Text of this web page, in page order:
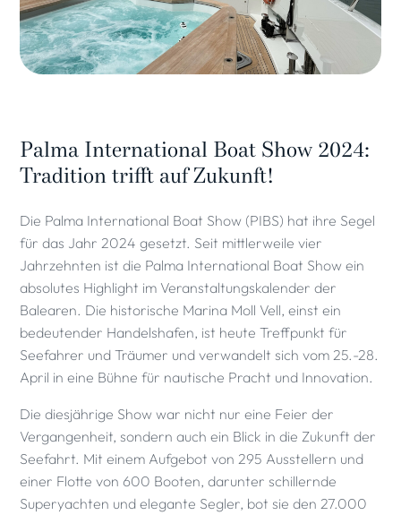
Palma International Boat Show 2024:
Tradition trifft auf Zukunft!
Die Palma International Boat Show (PIBS) hat ihre Segel
für das Jahr 2024 gesetzt. Seit mittlerweile vier
Jahrzehnten ist die Palma International Boat Show ein
absolutes Highlight im Veranstaltungskalender der
Balearen. Die historische Marina Moll Vell, einst ein
bedeutender Handelshafen, ist heute Treffpunkt für
Seefahrer und Träumer und verwandelt sich vom 25.-28.
April in eine Bühne für nautische Pracht und Innovation.
Die diesjährige Show war nicht nur eine Feier der
Vergangenheit, sondern auch ein Blick in die Zukunft der
Seefahrt. Mit einem Aufgebot von 295 Ausstellern und
einer Flotte von 600 Booten, darunter schillernde
Superyachten und elegante Segler, bot sie den 27.000